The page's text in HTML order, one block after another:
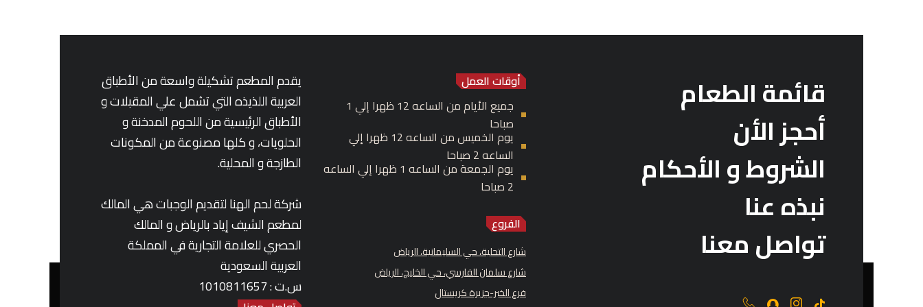
قائمة الطعام
أحجز الأن
الشروط و الأحكام
نبذه عنا
تواصل معنا
أوقات العمل
جميع الأيام من الساعه 12 ظهرا إلي 1
صباحا
يوم الخميس من الساعه 12 ظهرا إلي
الساعه 2 صباحا
يوم الجمعة من الساعه 1 ظهرا إلي الساعه
2 صباحا
الفروع
شارع التحلية، حي السليمانية، الرياض
شارع سلمان الفارسي، حي الخليج، الرياض
فرع الخبر-جزيرة كريستال
يقدم المطعم تشكيلة واسعة من الأطباق
العربية اللذيذه التي تشمل علي المقبلات و
الأطباق الرئيسية من اللحوم المدخنة و
الحلويات، و كلها مصنوعة من المكونات
الطازجة و المحلية.
شركة لحم الهنا لتقديم الوجبات هي المالك
لمطعم الشيف إياد بالرياض و المالك
الحصري للعلامة التجارية في المملكة
العربية السعودية
س.ت : 1010811657